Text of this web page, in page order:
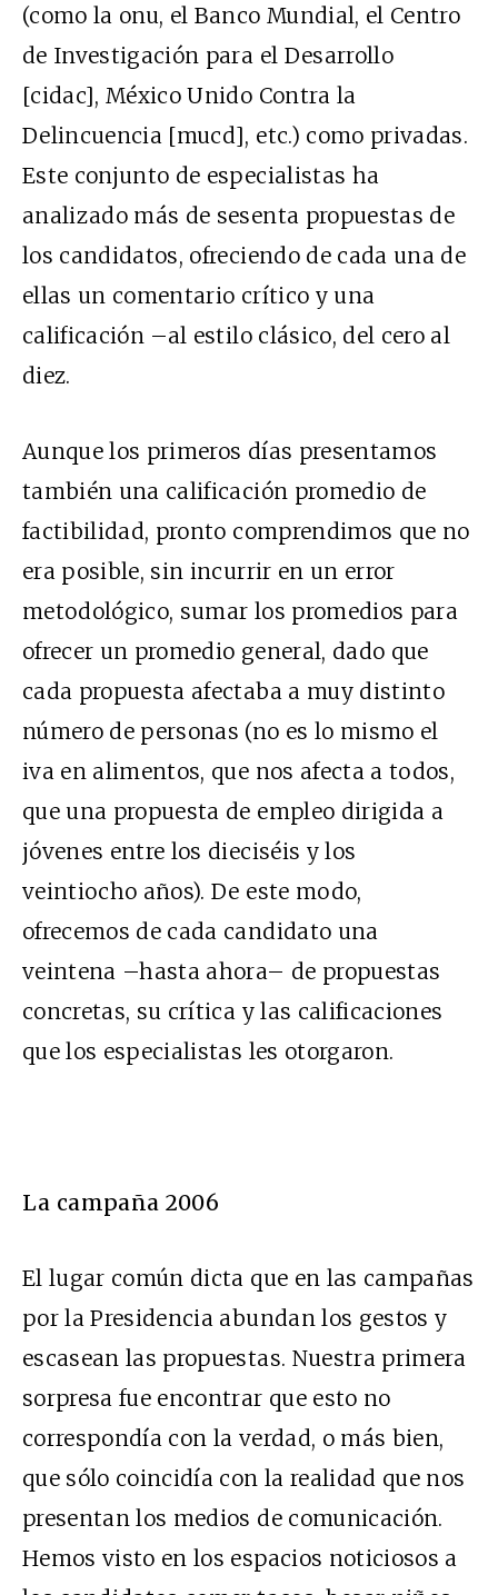
(como la onu, el Banco Mundial, el Centro
de Investigación para el Desarrollo
[cidac], México Unido Contra la
Delincuencia [mucd], etc.) como privadas.
Este conjunto de especialistas ha
analizado más de sesenta propuestas de
los candidatos, ofreciendo de cada una de
ellas un comentario crítico y una
calificación –al estilo clásico, del cero al
diez.
Aunque los primeros días presentamos
también una calificación promedio de
factibilidad, pronto comprendimos que no
era posible, sin incurrir en un error
metodológico, sumar los promedios para
ofrecer un promedio general, dado que
cada propuesta afectaba a muy distinto
número de personas (no es lo mismo el
iva en alimentos, que nos afecta a todos,
que una propuesta de empleo dirigida a
jóvenes entre los dieciséis y los
veintiocho años). De este modo,
ofrecemos de cada candidato una
veintena –hasta ahora– de propuestas
concretas, su crítica y las calificaciones
que los especialistas les otorgaron.
La campaña 2006
El lugar común dicta que en las campañas
por la Presidencia abundan los gestos y
escasean las propuestas. Nuestra primera
sorpresa fue encontrar que esto no
correspondía con la verdad, o más bien,
que sólo coincidía con la realidad que nos
presentan los medios de comunicación.
Hemos visto en los espacios noticiosos a